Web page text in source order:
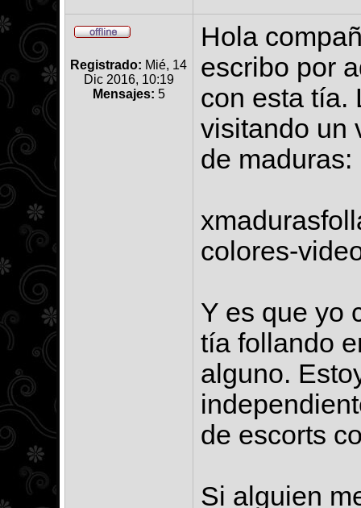
Registrado: Mié, 14
Dic 2016, 10:19
Mensajes: 5
Hola
escribo por
con esta tía.
visitando un
de maduras:
colores-
Y es que yo
tía follando
alguno.
de escorts
Si alguien